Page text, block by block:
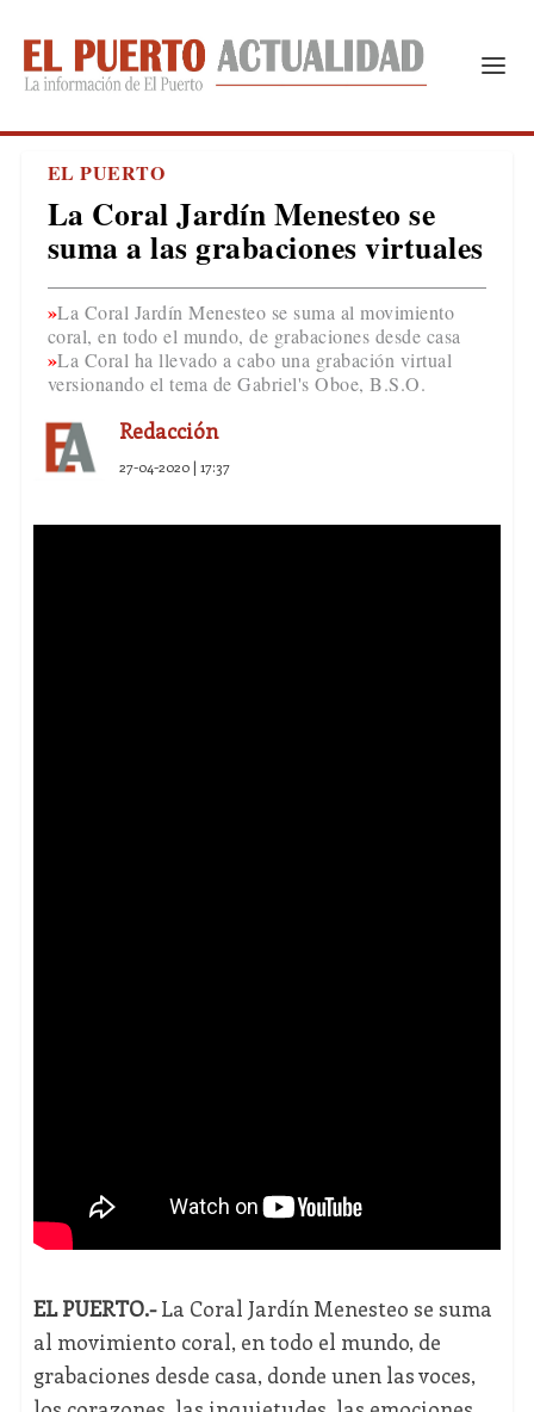
EL PUERTO
La Coral Jardín Menesteo se
suma a las grabaciones virtuales
La Coral Jardín Menesteo se suma al movimiento
coral, en todo el mundo, de grabaciones desde casa
La Coral ha llevado a cabo una grabación virtual
versionando el tema de Gabriel's Oboe, B.S.O.
Redacción
27-04-2020 | 17:37
EL PUERTO.-La Coral Jardín Menesteo se suma
al movimiento coral, en todo el mundo, de
grabaciones desde casa, donde unen las voces,